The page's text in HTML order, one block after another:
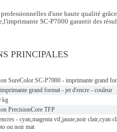
professionnelles d'une haute qualité
SC-P7000 garantit des
PRINCIPALES
SureColor SC-P7000 - imprimante grand
grand format - jet d'encre - couleur
kg
PrecisionCore TFP
- cyan,magenta vif,jaune,noir clair,cyan
ou noir mat